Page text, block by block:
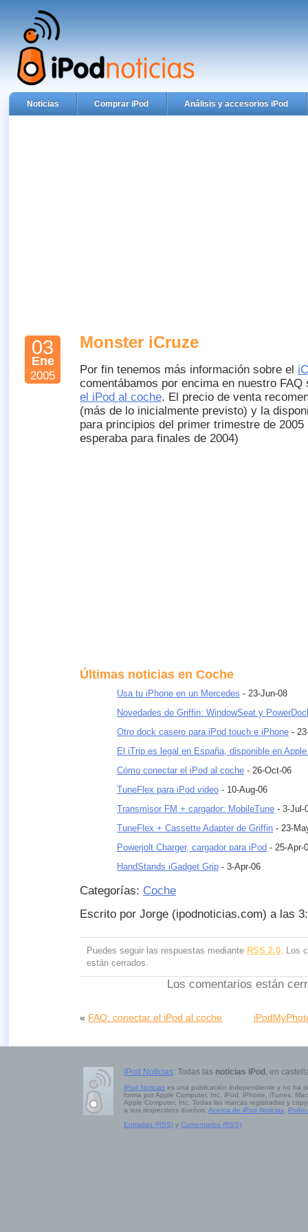
Noticias Comprar iPod Análisis y accesorios iPod
Monster iCruze
03
Ene
2005 Por fin tenemos más información sobre el
comentábamos por encima en nuestro
el iPod al coche. El precio de venta
(más de lo inicialmente previsto) y la
para principios del primer trimestre de
esperaba para finales de 2004)
Últimas noticias en Coche
Usa tu iPhone en un Mercedes - 23-Jun-08
Novedades de Griffin: WindowSeat y
Otro dock casero para iPod touch e iPhone -
El iTrip es legal en España, disponible en
Cómo conectar el iPod al coche - 26-Oct-06
TuneFlex para iPod video - 10-Aug-06
Transmisor FM + cargador: MobileTune - 3-Jul-
TuneFlex + Cassette Adapter de Griffin - 23-
Powerjolt Charger, cargador para iPod - 25-Apr-
HandStands iGadget Grip - 3-Apr-06
Categorías: Coche
Escrito por Jorge (ipodnoticias.com) a las
Puedes seguir las respuestas mediante RSS 2.0. Los
están cerrados.
Los comentarios están
« FAQ: conectar el iPod al coche
iPod Noticias: Todas las noticias iPod , en
iPod Noticias es una publicación independiente y no ha
forma por Apple Computer, Inc. iPod, iPhone, iTunes,
Apple Computer, Inc. Todas las marcas registradas y
a sus respectivos dueños. Acerca de iPod Noticias
Entradas (RSS) y Comentarios (RSS)